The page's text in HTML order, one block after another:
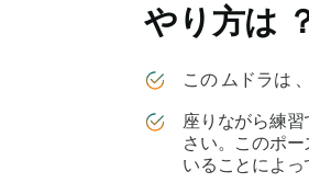
やり方は
この ムドラは
座りながら練
さい。このポ
いることによ